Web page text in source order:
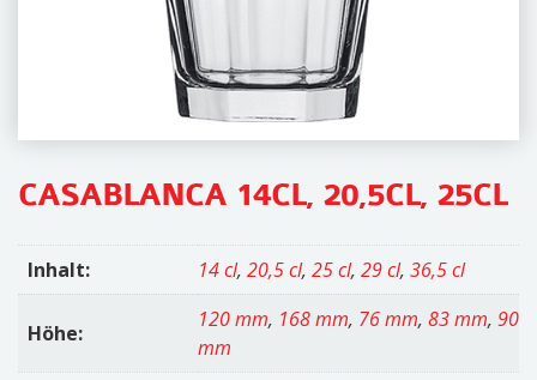
CASABLANCA 14CL, 20,5CL, 25CL
Inhalt: 14 cl, 20,5 cl, 25 cl, 29 cl, 36,5 cl
Höhe:
120 mm, 168 mm, 76 mm, 83 mm, 90
mm